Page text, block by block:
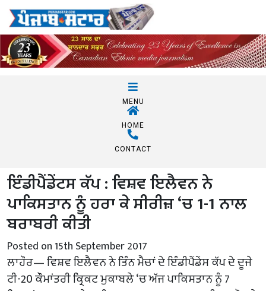
MENU
HOME
CONTACT
ਇੰਡੀਪੈਂਡੇਂਟਸ ਕੱਪ : ਵਿਸ਼ਵ ਇਲੈਵਨ ਨੇ
ਪਾਕਿਸਤਾਨ ਨੂੰ ਹਰਾ ਕੇ ਸੀਰੀਜ਼ ‘ਚ 1-1 ਨਾਲ
ਬਰਾਬਰੀ ਕੀਤੀ
Posted on 15th September 2017
ਲਾਹੌਰ— ਵਿਸ਼ਵ ਇਲੈਵਨ ਨੇ ਤਿੰਨ ਮੈਚਾਂ ਦੇ ਇੰਡੀਪੈਂਡੇਂਸ ਕੱਪ ਦੇ ਦੂਜੇ
ਟੀ-20 ਕੌਮਾਂਤਰੀ ਕ੍ਰਿਕਟ ਮੁਕਾਬਲੇ ‘ਚ ਅੱਜ ਪਾਕਿਸਤਾਨ ਨੂੰ 7